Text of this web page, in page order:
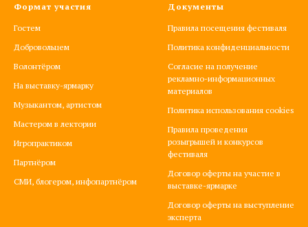
Формат участия
Гостем
Добровольцем
Волонтёром
На выставку-ярмарку
Музыкантом, артистом
Мастером в лектории
Игропрактиком
Партнёром
СМИ, блогером, инфопартнёром
Документы
Правила посещения фестиваля
Политика конфиденциальности
Согласие на получение
рекламно-информационных
материалов
Политика использования cookies
Правила проведения
розыгрышей и конкурсов
фестиваля
Договор оферты на участие в
выставке-ярмарке
Договор оферты на выступление
эксперта